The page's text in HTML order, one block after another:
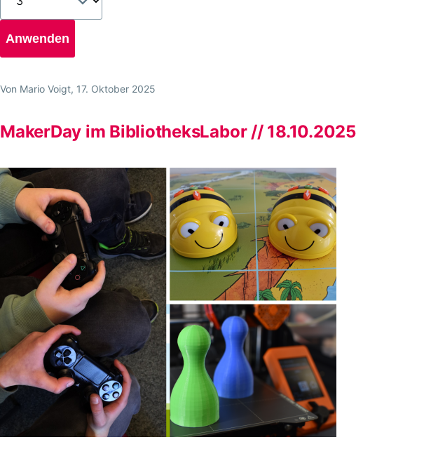
Von Mario Voigt, 17. Oktober 2025
MakerDay im BibliotheksLabor // 18.10.2025